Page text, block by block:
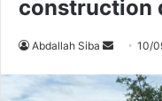
construction
Abdallah Siba
v
10/